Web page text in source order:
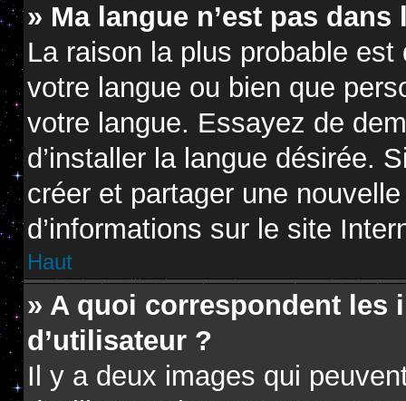
» Ma langue n’est pas dans
La raison la plus probable est
votre langue ou bien que
votre langue. Essayez de
d’installer la langue désirée.
créer et partager une
d’informations sur le site
Haut
» A quoi correspondent les
d’utilisateur ?
Il y a deux images qui